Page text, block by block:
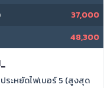
37,000
48,300
ระหยัดไฟเบอร์ 5 (สูงสุด